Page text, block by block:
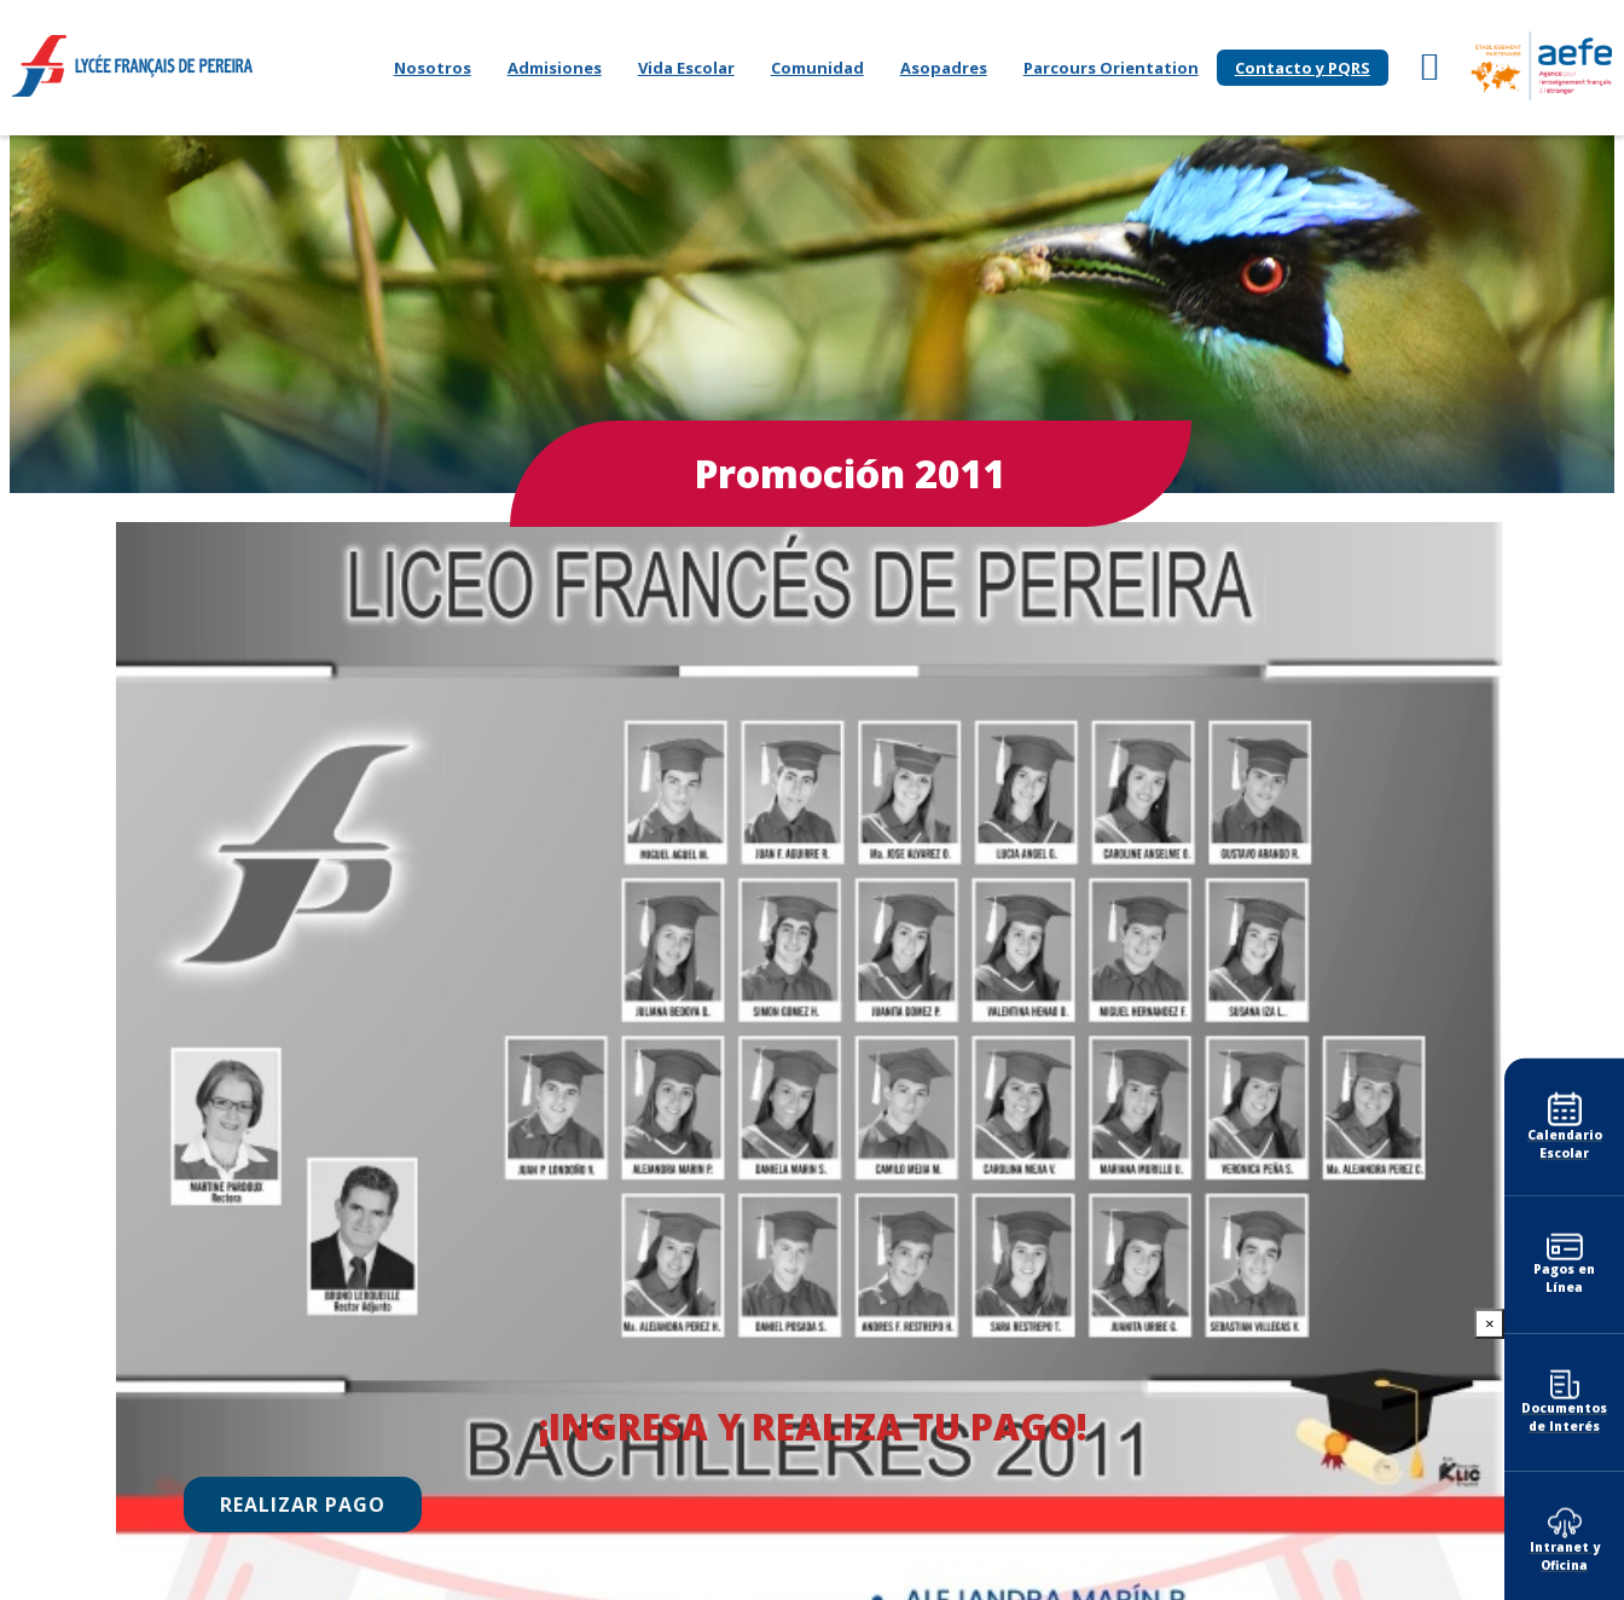
Nosotros Admisiones Vida Escolar Comunidad Asopadres Parcours Orientation Contacto y PQRS
Promoción 2011
Calendario
Escolar
Pagos en
Línea
Documentos
de Interés
Intranet y
Oficina
×
¡INGRESA Y REALIZA TU PAGO!
REALIZAR PAGO